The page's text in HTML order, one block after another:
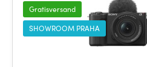
Gratisversand
SHOWROOM PRAHA